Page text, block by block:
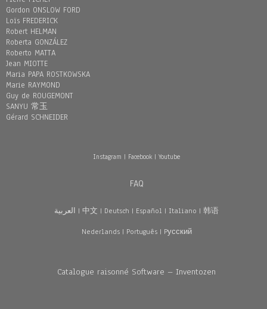
Gordon ONSLOW FORD
Loïs FREDERICK
Robert HELMAN
Roberta GONZÁLEZ
Roberto MATTA
Jean MIOTTE
Maria PAPA ROSTKOWSKA
Marie RAYMOND
Guy de ROUGEMONT
SANYU 常玉
Gérard SCHNEIDER
Instagram | Facebook| Youtube
FAQ
العربية | 中文 | Deutsch | Español | Italiano | 韩语
Nederlands| Português| Pусский
Catalogue raisonné Software – Inventozen